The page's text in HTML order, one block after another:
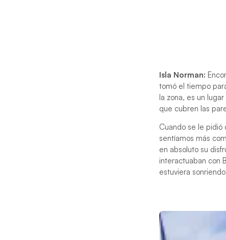
Isla Norman:
tomó el tiempo
la zona, es un
que cubren las
Cuando se le pidió
sentíamos más
en absoluto su
interactuaban con
estuviera